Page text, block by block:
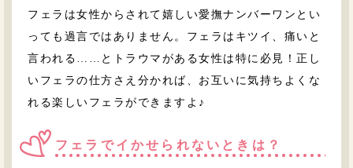
フェラは女性からされて嬉しい愛撫ナンバーワンとい
っても過言ではありません。フェラはキツイ、痛いと
言われる……とトラウマがある女性は特に必見！正し
いフェラの仕方さえ分かれば、お互いに気持ちよくな
れる楽しいフェラができますよ♪
フェラでイかせられないときは？